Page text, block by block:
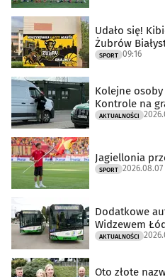
Udało się!
Żubrów
SPORT 09:16
Kolejne
Kontrole na
AKTUALNOŚCI
Jagiellonia
SPORT 2026.08.07
Dodatkowe
Widzewem
AKTUALNOŚCI
Oto złote